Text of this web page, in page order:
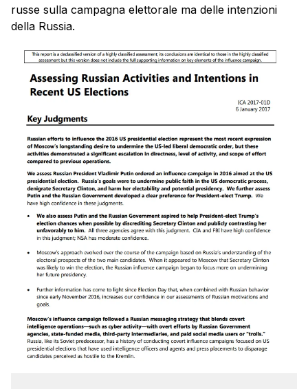
russe sulla campagna elettorale ma delle intenzioni
della Russia.